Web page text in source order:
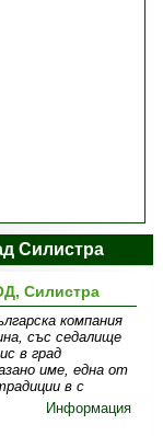
Силистра
Силистра
компания
със седалище
в град
име, една от
в с
Информация